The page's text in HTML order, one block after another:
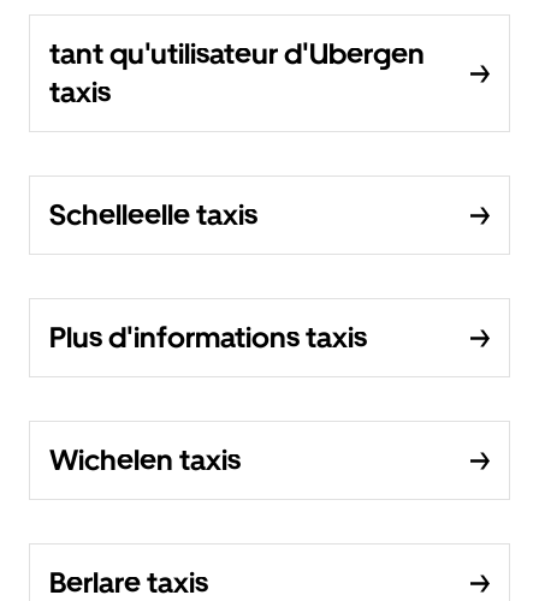
tant qu'utilisateur d'Ubergen
taxis
Schelleelle taxis
Plus d'informations taxis
Wichelen taxis
Berlare taxis